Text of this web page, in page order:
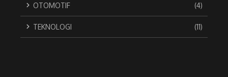
OTOMOTIF (4)
TEKNOLOGI (11)